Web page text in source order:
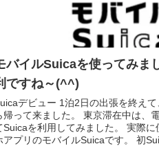
バイルSuicaを使ってみま
ですね～(^^)
デビュー 1泊2日の出張を終え
帰って来ました。 東京滞在中は、
Suicaを利用してみました。 実際に
アプリのモバイルSuicaです。 初